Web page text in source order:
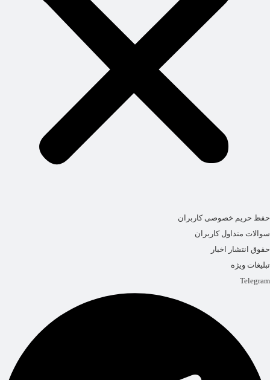
حفظ حریم خصوصی کاربران
سوالات متداول کاربران
حقوق انتشار اخبار
تبلیغات ویژه
Telegram